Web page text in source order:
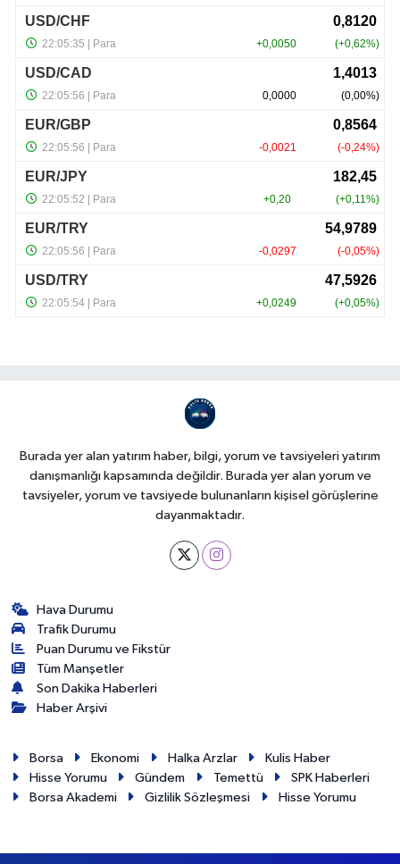
Burada yer alan yatırım haber, bilgi, yorum ve tavsiyeleri yatırım
danışmanlığı kapsamında değildir. Burada yer alan yorum ve
tavsiyeler, yorum ve tavsiyede bulunanların kişisel görüşlerine
dayanmaktadır.
Hava Durumu
Trafik Durumu
Puan Durumu ve Fikstür
Tüm Manşetler
Son Dakika Haberleri
Haber Arşivi
Borsa Ekonomi Halka Arzlar
Kulis Haber
Hisse Yorumu
Gündem Temettü
SPK Haberleri
Borsa Akademi
Gizlilik Sözleşmesi Hisse Yorumu